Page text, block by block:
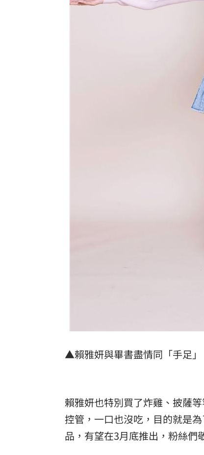
▲賴雅妍與畢書盡情同「手足
賴雅妍也特別買了炸雞、披薩
控管，一口也沒吃，目的就是
品，有望在3月底推出，粉絲們